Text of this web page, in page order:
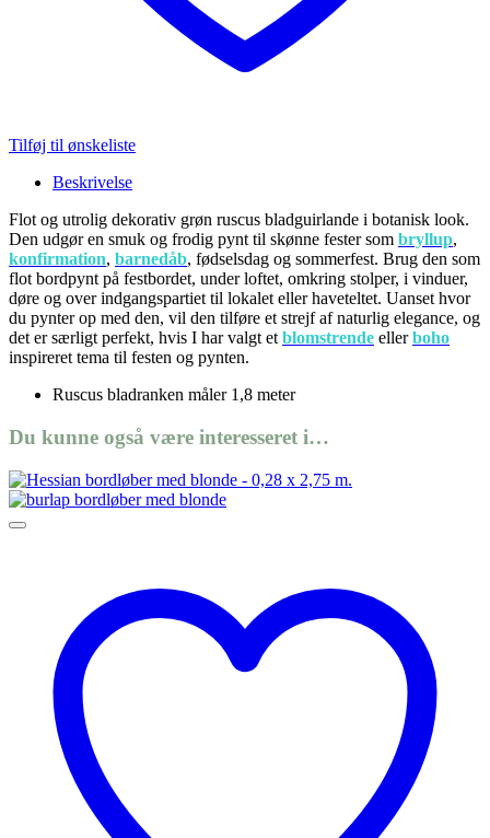
Tilføj til ønskeliste
Beskrivelse
Flot og utrolig dekorativ grøn ruscus bladguirlande i botanisk look.
Den udgør en smuk og frodig pynt til skønne fester som bryllup,
konfirmation, barnedåb, fødselsdag og sommerfest. Brug den som
flot bordpynt på festbordet, under loftet, omkring stolper, i vinduer,
døre og over indgangspartiet til lokalet eller haveteltet. Uanset hvor
du pynter op med den, vil den tilføre et strejf af naturlig elegance, og
det er særligt perfekt, hvis I har valgt et blomstrende ellerboho
inspireret tema til festen og pynten.
Ruscus bladranken måler 1,8 meter
Du kunne også være interesseret i…